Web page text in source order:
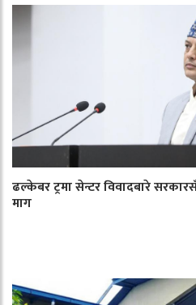
ढल्केबर ट्रमा सेन्टर विवादबारे
माग